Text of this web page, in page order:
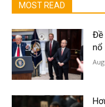
MOST READ
Đề
nổ